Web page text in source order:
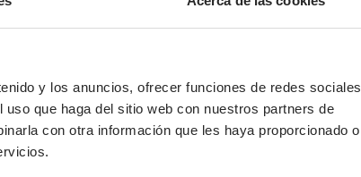
y los anuncios, ofrecer funciones de redes sociales
que haga del sitio web con nuestros partners de
con otra información que les haya proporcionado o